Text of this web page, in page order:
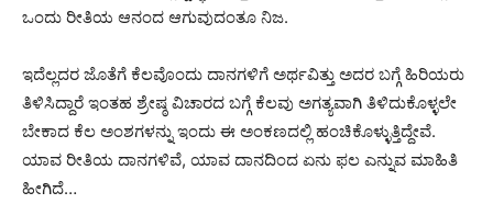
ಒಂದು ರೀತಿಯ ಆನಂದ ಆಗುವುದಂತೂ ನಿಜ.
ಇದೆಲ್ಲದರ ಜೊತೆಗೆ ಕೆಲವೊಂದು ದಾನಗಳಿಗೆ ಅರ್ಥವಿತ್ತು ಅದರ ಬಗ್ಗೆ ಹಿರಿಯರು
ತಿಳಿಸಿದ್ದಾರೆ ಇಂತಹ ಶ್ರೇಷ್ಠ ವಿಚಾರದ ಬಗ್ಗೆ ಕೆಲವು ಅಗತ್ಯವಾಗಿ ತಿಳಿದುಕೊಳ್ಳಲೇ
ಬೇಕಾದ ಕೆಲ ಅಂಶಗಳನ್ನು ಇಂದು ಈ ಅಂಕಣದಲ್ಲಿ ಹಂಚಿಕೊಳ್ಳುತ್ತಿದ್ದೇವೆ.
ಯಾವ ರೀತಿಯ ದಾನಗಳಿವೆ, ಯಾವ ದಾನದಿಂದ ಏನು ಫಲ ಎನ್ನುವ ಮಾಹಿತಿ
ಹೀಗಿದೆ…